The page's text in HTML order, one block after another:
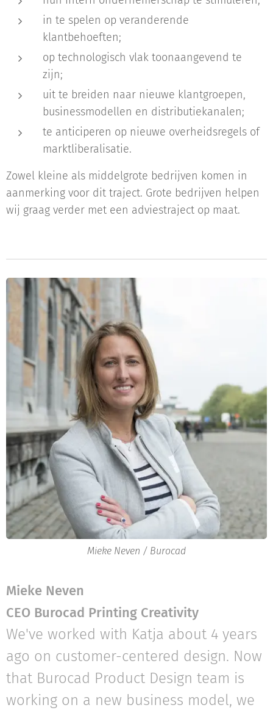
in te spelen op veranderende
klantbehoeften;
op technologisch vlak toonaangevend te
zijn;
uit te breiden naar nieuwe klantgroepen,
businessmodellen en distributiekanalen;
te anticiperen op nieuwe overheidsregels of
marktliberalisatie.
Zowel kleine als middelgrote bedrijven komen in
aanmerking voor dit traject. Grote bedrijven helpen
wij graag verder met een adviestraject op maat.
Mieke Neven / Burocad
Mieke Neven
CEO Burocad Printing Creativity
We've worked with Katja about 4 years
ago on customer-centered design. Now
that Burocad Product Design team is
working on a new business model, we